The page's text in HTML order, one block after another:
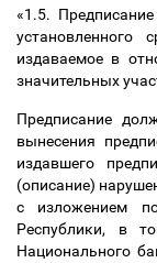
«1.5. Предписание
установленного
издаваемое в
значительных
Предписание
вынесения
издавшего
(описание)
с изложением
Республики, в
Национального